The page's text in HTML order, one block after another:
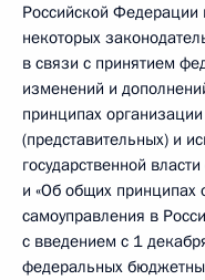
Российской Федерации
некоторых
в связи с принятием
изменений и
принципах
(представительных) и
государственной
и «Об общих принципах
самоуправления в
с введением с 1
федеральных